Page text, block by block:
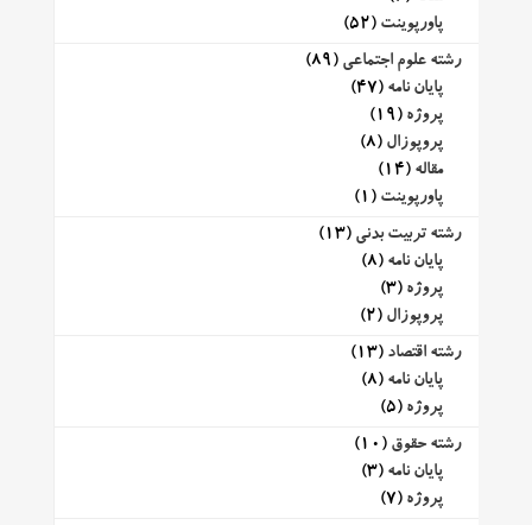
پاورپوینت (52)
رشته علوم اجتماعی (89)
پایان نامه (47)
پروژه (19)
پروپوزال (8)
مقاله (14)
پاورپوینت (1)
رشته تربیت بدنی (13)
پایان نامه (8)
پروژه (3)
پروپوزال (2)
رشته اقتصاد (13)
پایان نامه (8)
پروژه (5)
رشته حقوق (10)
پایان نامه (3)
پروژه (7)